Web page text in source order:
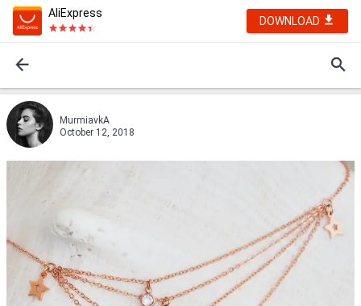
AliExpress
DOWNLOAD
MurmiavkA
October 12, 2018